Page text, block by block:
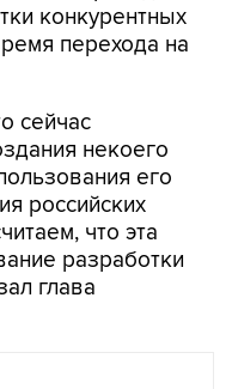
конкурентных
перехода на
сейчас
некоего
его
российских
что эта
разработки
глава